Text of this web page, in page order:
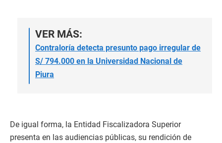
VER MÁS:
Contraloría detecta presunto pago irregular de
S/ 794.000 en la Universidad Nacional de
Piura
De igual forma, la Entidad Fiscalizadora Superior
presenta en las audiencias públicas, su rendición de